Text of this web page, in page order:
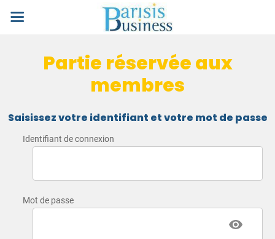
Partie réservée aux
membres
Saisissez votre identifiant et votre mot de passe
Identifiant de connexion
Mot de passe